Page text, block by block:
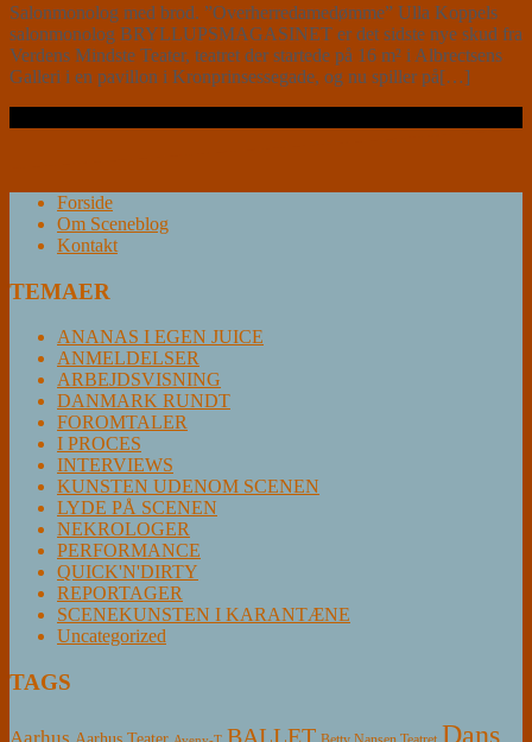
Salonmonolog med brod. ”Overherredamedømme” Ulla Koppels
salonmonolog BRYLLUPSMAGASINET er det sidste nye skud fra
Verdens Mindste Teater, teatret der startede på 16 m² i Albrectsens
Galleri i en pavillon i Kronprinsessegade, og nu spiller på[…]
Forside
Om Sceneblog
Kontakt
TEMAER
ANANAS I EGEN JUICE
ANMELDELSER
ARBEJDSVISNING
DANMARK RUNDT
FOROMTALER
I PROCES
INTERVIEWS
KUNSTEN UDENOM SCENEN
LYDE PÅ SCENEN
NEKROLOGER
PERFORMANCE
QUICK'N'DIRTY
REPORTAGER
SCENEKUNSTEN I KARANTÆNE
Uncategorized
TAGS
BALLET Dans